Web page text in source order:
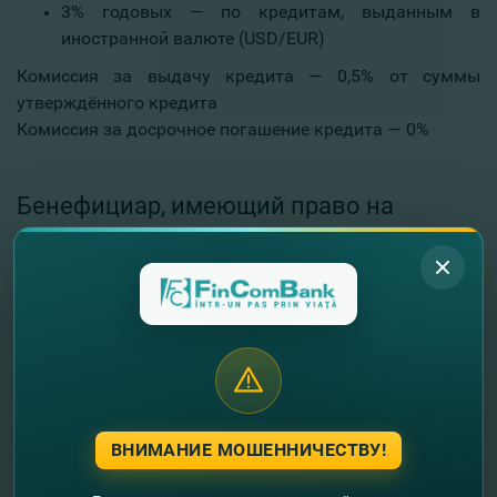
3% годовых — по кредитам, выданным в
иностранной валюте (USD/EUR)
Комиссия за выдачу кредита — 0,5% от суммы
утверждённого кредита
Комиссия за досрочное погашение кредита — 0%
Бенефициар, имеющий право на
участие в Программе «373»:
зарегистрирован в Государственном реестре
юридических лиц Республики Молдова и не
находится в процессе неплатёжеспособности,
реорганизации или ликвидации;
соблюдает требования по охране окружающей
среды, установленные Законом №1515/1993 об
охране окружающей среды, а также
подзаконными нормативными актами;
не имеет зарегистрированных бенефициарных
ВНИМАНИЕ МОШЕННИЧЕСТВУ!